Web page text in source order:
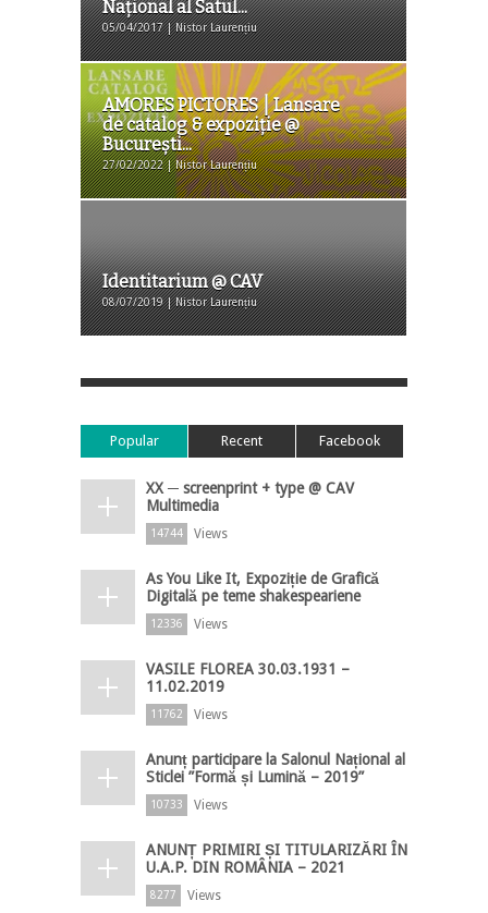
Național al Satul...
05/04/2017 | Nistor Laurențiu
AMORES PICTORES ⎮ Lansare
de catalog & expoziție @
București...
27/02/2022 | Nistor Laurențiu
Identitarium @ CAV
08/07/2019 | Nistor Laurențiu
Popular Recent Facebook
XX ─ screenprint + type @ CAV
Multimedia
14744 Views
As You Like It, Expoziție de Grafică
Digitală pe teme shakespeariene
12336 Views
VASILE FLOREA 30.03.1931 –
11.02.2019
11762 Views
Anunț participare la Salonul Național al
Sticlei ”Formă și Lumină – 2019”
10733 Views
ANUNȚ PRIMIRI ȘI TITULARIZĂRI ÎN
U.A.P. DIN ROMÂNIA – 2021
8277 Views